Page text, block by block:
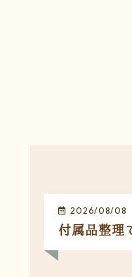
2026/08/08
付属品整理